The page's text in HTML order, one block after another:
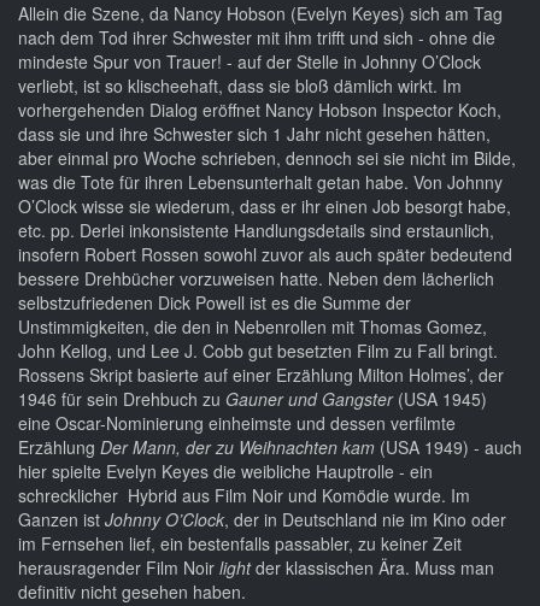
Allein die Szene, da Nancy Hobson (Evelyn Keyes) sich am Tag
nach dem Tod ihrer Schwester mit ihm trifft und sich - ohne die
mindeste Spur von Trauer! - auf der Stelle in Johnny O’Clock
verliebt, ist so klischeehaft, dass sie bloß dämlich wirkt. Im
vorhergehenden Dialog eröffnet Nancy Hobson Inspector Koch,
dass sie und ihre Schwester sich 1 Jahr nicht gesehen hätten,
aber einmal pro Woche schrieben, dennoch sei sie nicht im Bilde,
was die Tote für ihren Lebensunterhalt getan habe. Von Johnny
O’Clock wisse sie wiederum, dass er ihr einen Job besorgt habe,
etc. pp. Derlei inkonsistente Handlungsdetails sind erstaunlich,
insofern Robert Rossen sowohl zuvor als auch später bedeutend
bessere Drehbücher vorzuweisen hatte. Neben dem lächerlich
selbstzufriedenen Dick Powell ist es die Summe der
Unstimmigkeiten, die den in Nebenrollen mit Thomas Gomez,
John Kellog, und Lee J. Cobb gut besetzten Film zu Fall bringt.
Rossens Skript basierte auf einer Erzählung Milton Holmes’, der
1946 für sein Drehbuch zu Gauner und Gangster(USA 1945)
eine Oscar-Nominierung einheimste und dessen verfilmte
Erzählung Der Mann, der zu Weihnachten kam (USA 1949) - auch
hier spielte Evelyn Keyes die weibliche Hauptrolle - ein
schrecklicher Hybrid aus Film Noir und Komödie wurde. Im
Ganzen ist Johnny O’Clock, der in Deutschland nie im Kino oder
im Fernsehen lief, ein bestenfalls passabler, zu keiner Zeit
herausragender Film Noir lightder klassischen Ära. Muss man
definitiv nicht gesehen haben.